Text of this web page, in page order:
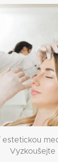
estetickou
Vyzkoušejte